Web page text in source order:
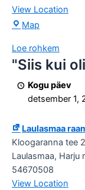
View Location
Map
Loe rohkem
"Siis
olid
näärid"
"Siis kui
Kogu päev
detsember 1,
Laulasmaa
Kloogaranna tee
Laulasmaa, Harju
54670508
View Location